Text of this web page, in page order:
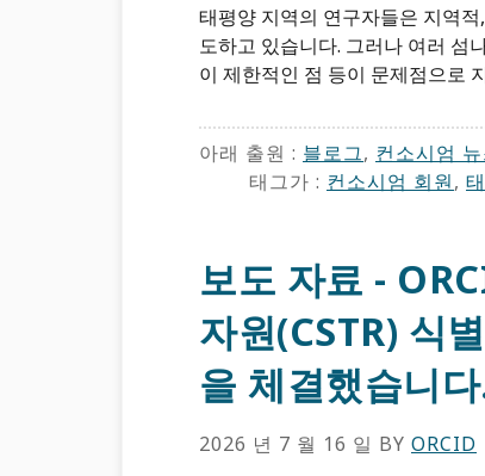
태평양 지역의 연구자들은 지역
도하고 있습니다. 그러나 여러 섬
이 제한적인 점 등이 문제점으로
아래 출원 : 블로그, 컨소시엄
태그가 : 컨소시엄 회원,
보도 자료 -
자원(CSTR) 식
을 체결했습니
2026 년 7 월 16 일 BY ORCID